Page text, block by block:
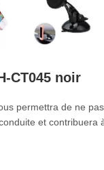
CT045 noir
permettra de ne pas
et contribuera